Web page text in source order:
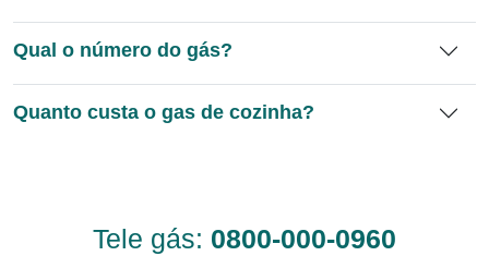
Qual o número do gás?
Quanto custa o gas de cozinha?
Tele gás: 0800-000-0960